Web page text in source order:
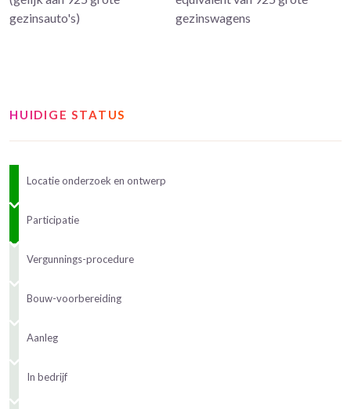
gezinsauto's)
gezinswagens
HUIDIGE STATUS
Locatie onderzoek en ontwerp
Participatie
Vergunnings-procedure
Bouw-voorbereiding
Aanleg
In bedrijf